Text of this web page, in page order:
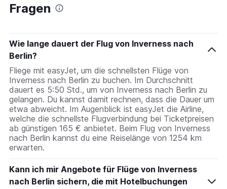
Fragen
Wie lange dauert der Flug von Inverness nach
Berlin?
Fliege mit easyJet, um die schnellsten Flüge von
Inverness nach Berlin zu buchen. Im Durchschnitt
dauert es 5:50 Std., um von Inverness nach Berlin zu
gelangen. Du kannst damit rechnen, dass die Dauer um
etwa abweicht. Im Augenblick ist easyJet die Airline,
welche die schnellste Flugverbindung bei Ticketpreisen
ab günstigen 165 € anbietet. Beim Flug von Inverness
nach Berlin kannst du eine Reiselänge von 1254 km
erwarten.
Kann ich mir Angebote für Flüge von Inverness
nach Berlin sichern, die mit Hotelbuchungen